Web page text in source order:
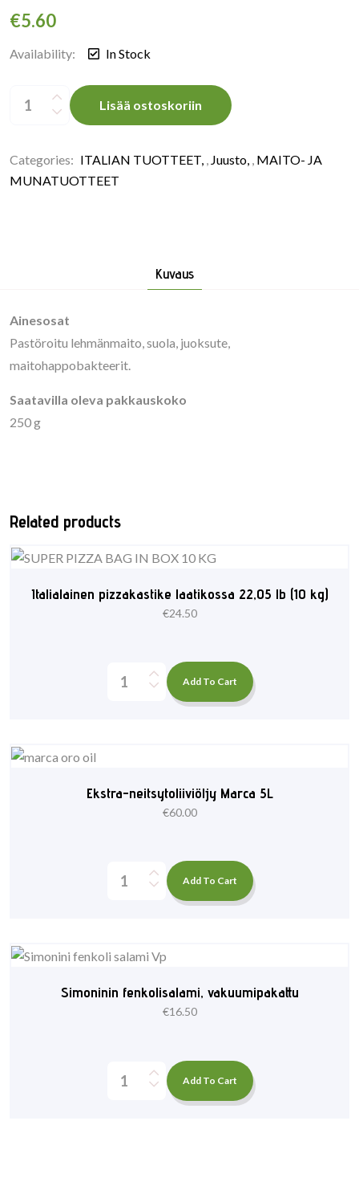
€5.60
Availability: In Stock
Scamorz
quantity
Lisää ostoskoriin
Categories: ITALIAN TUOTTEET Juusto
MAITO- JA
MUNATUOTTEET
Kuvaus
Ainesosat
Pastöroitu lehmänmaito, suola, juoksute,
maitohappobakteerit.
Saatavilla oleva pakkauskoko
250 g
Related products
Italialainen pizzakastike laatikossa 22,05 lb (10 kg)
€24.50
Add To Cart
Ekstra-neitsytoliiviöljy Marca 5L
€60.00
Add To Cart
Simoninin fenkolisalami, vakuumipakattu
€16.50
Add To Cart